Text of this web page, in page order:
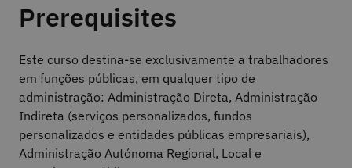
Prerequisites
Este curso destina-se exclusivamente a trabalhadores
em funções públicas, em qualquer tipo de
administração: Administração Direta, Administração
Indireta (serviços personalizados, fundos
personalizados e entidades públicas empresariais),
Administração Autónoma Regional, Local e